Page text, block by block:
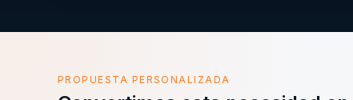
PROPUESTA PERSONALIZADA